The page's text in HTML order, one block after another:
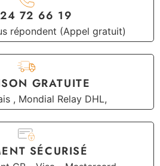
72 66 19
répondent (Appel gratuit)
GRATUITE
, Mondial Relay DHL,
SÉCURISÉ